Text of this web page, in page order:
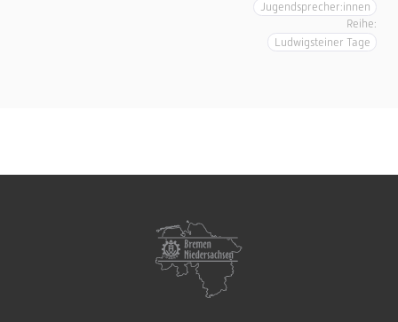
Jugendsprecher:innen
Reihe:
Ludwigsteiner Tage